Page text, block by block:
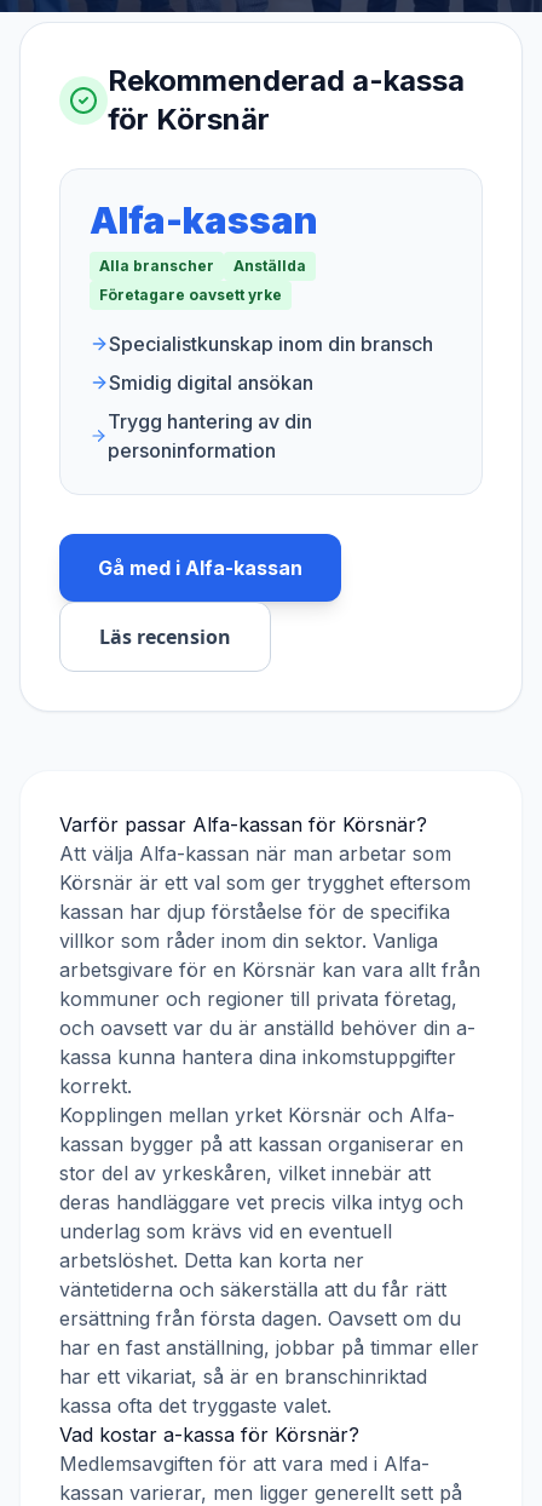
Rekommenderad a-kassa
för Körsnär
Alfa-kassan
Alla branscher
Anställda
Företagare oavsett yrke
Specialistkunskap inom din bransch
Smidig digital ansökan
Trygg hantering av din
personinformation
Gå med i Alfa-kassan
Läs recension
Varför passar Alfa-kassan för Körsnär?
Att välja Alfa-kassan när man arbetar som
Körsnär är ett val som ger trygghet eftersom
kassan har djup förståelse för de specifika
villkor som råder inom din sektor. Vanliga
arbetsgivare för en Körsnär kan vara allt från
kommuner och regioner till privata företag,
och oavsett var du är anställd behöver din a-
kassa kunna hantera dina inkomstuppgifter
korrekt.
Kopplingen mellan yrket Körsnär och Alfa-
kassan bygger på att kassan organiserar en
stor del av yrkeskåren, vilket innebär att
deras handläggare vet precis vilka intyg och
underlag som krävs vid en eventuell
arbetslöshet. Detta kan korta ner
väntetiderna och säkerställa att du får rätt
ersättning från första dagen. Oavsett om du
har en fast anställning, jobbar på timmar eller
har ett vikariat, så är en branschinriktad
kassa ofta det tryggaste valet.
Vad kostar a-kassa för Körsnär?
Medlemsavgiften för att vara med i Alfa-
kassan varierar, men ligger generellt sett på